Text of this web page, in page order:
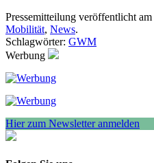
Pressemitteilung veröffentlicht
Mobilität, News.
Schlagwörter: GWM
Werbung
Hier zum Newsletter anmelden